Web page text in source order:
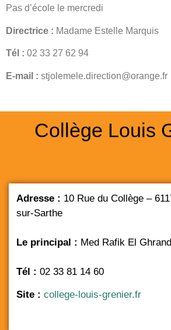
Pas d’école le mercredi
Directrice : Madame Estelle Marquis
Tél : 02 33 27 62 94
E-mail : stjolemele.direction@orange.fr
Collège Louis
Adresse : 10 Rue du Collège –
sur-Sarthe
Le principal : Med Rafik El
Tél : 02 33 81 14 60
Site : college-louis-grenier.fr